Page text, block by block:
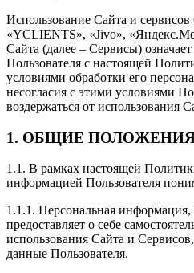
Использование Сайта и сервисов
«YCLIENTS», «Jivo»,
Сайта (далее – Сервисы) означает
Пользователя с настоящей
условиями обработки его
несогласия с этими условиями
воздержаться от использования
1. ОБЩИЕ
1.1. В рамках настоящей
информацией Пользователя
1.1.1. Персональная информация,
предоставляет о себе
использования Сайта и
данные Пользователя.